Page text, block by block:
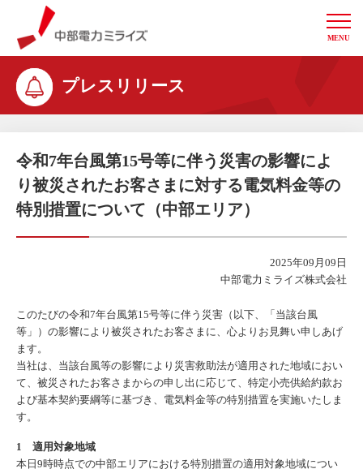
中部電力ミライズ
MENU
プレスリリース
令和7年台風第15号等に伴う災害の影響によ
り被災されたお客さまに対する電気料金等の
特別措置について（中部エリア）
2025年09月09日
中部電力ミライズ株式会社
このたびの令和7年台風第15号等に伴う災害（以下、「当該台風
等」）の影響により被災されたお客さまに、心よりお見舞い申しあげ
ます。
当社は、当該台風等の影響により災害救助法が適用された地域におい
て、被災されたお客さまからの申し出に応じて、特定小売供給約款お
よび基本契約要綱等に基づき、電気料金等の特別措置を実施いたしま
す。
1 適用対象地域
本日9時時点での中部エリアにおける特別措置の適用対象地域につい